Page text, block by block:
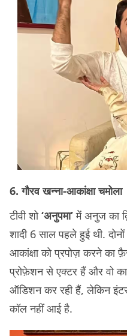
6. गौरव खन्ना-आकांक्षा चमोला
टीवी शो‘अनुपमा’में अनुज का
शादी 6 साल पहले हुई थी.
आकांक्षा को प्रपोज़ करने का
प्रोफ़ेशन से एक्टर हैं और वो
ऑडिशन कर रही हैं, लेकिन
कॉल नहीं आई है.